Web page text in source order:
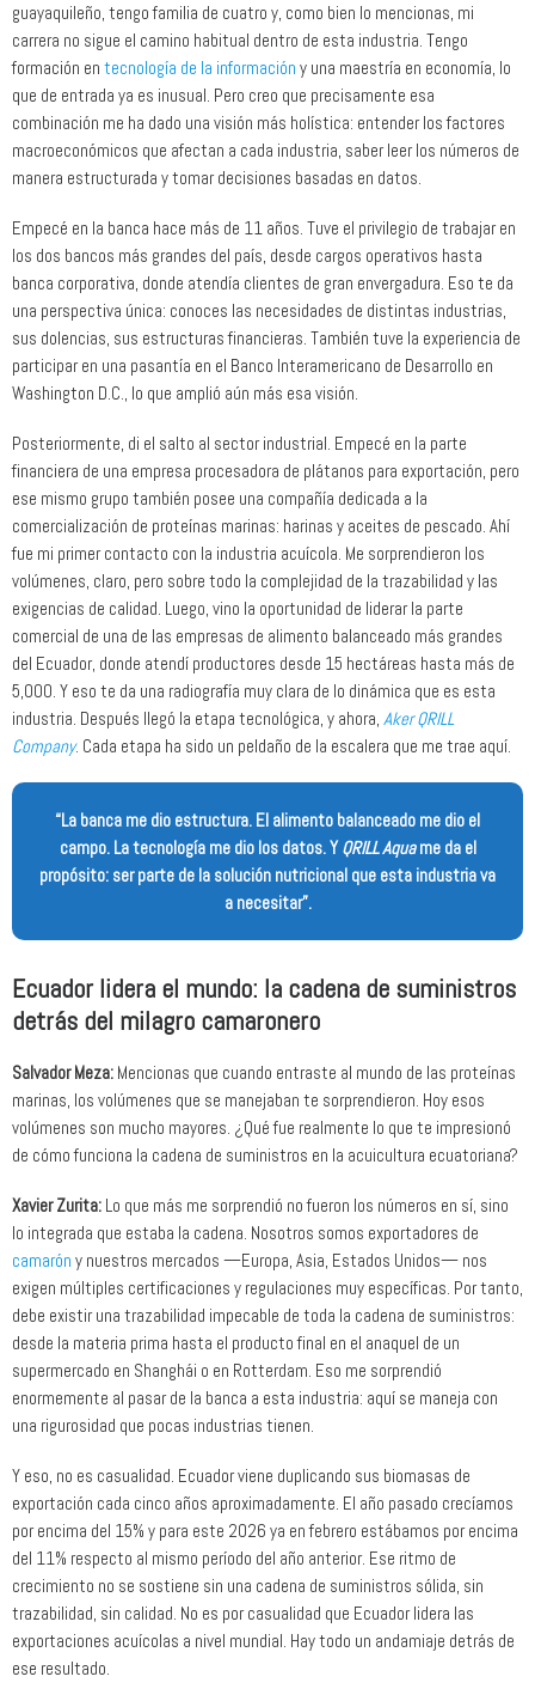
guayaquileño, tengo familia de cuatro y, como bien lo mencionas, mi
carrera no sigue el camino habitual dentro de esta industria. Tengo
formación en tecnología de la información y una maestría en economía, lo
que de entrada ya es inusual. Pero creo que precisamente esa
combinación me ha dado una visión más holística: entender los factores
macroeconómicos que afectan a cada industria, saber leer los números de
manera estructurada y tomar decisiones basadas en datos.
Empecé en la banca hace más de 11 años. Tuve el privilegio de trabajar en
los dos bancos más grandes del país, desde cargos operativos hasta
banca corporativa, donde atendía clientes de gran envergadura. Eso te da
una perspectiva única: conoces las necesidades de distintas industrias,
sus dolencias, sus estructuras financieras. También tuve la experiencia de
participar en una pasantía en el Banco Interamericano de Desarrollo en
Washington D.C., lo que amplió aún más esa visión.
Posteriormente, di el salto al sector industrial. Empecé en la parte
financiera de una empresa procesadora de plátanos para exportación, pero
ese mismo grupo también posee una compañía dedicada a la
comercialización de proteínas marinas: harinas y aceites de pescado. Ahí
fue mi primer contacto con la industria acuícola. Me sorprendieron los
volúmenes, claro, pero sobre todo la complejidad de la trazabilidad y las
exigencias de calidad. Luego, vino la oportunidad de liderar la parte
comercial de una de las empresas de alimento balanceado más grandes
del Ecuador, donde atendí productores desde 15 hectáreas hasta más de
5,000. Y eso te da una radiografía muy clara de lo dinámica que es esta
industria. Después llegó la etapa tecnológica, y ahora, Aker QRILL
Company. Cada etapa ha sido un peldaño de la escalera que me trae aquí.
“La banca me dio estructura. El alimento balanceado me dio el
campo. La tecnología me dio los datos. YQRILL Aquame da el
propósito: ser parte de la solución nutricional que esta industria va
a necesitar”.
Ecuador lidera el mundo: la cadena de suministros
detrás del milagro camaronero
Salvador Meza: Mencionas que cuando entraste al mundo de las proteínas
marinas, los volúmenes que se manejaban te sorprendieron. Hoy esos
volúmenes son mucho mayores. ¿Qué fue realmente lo que te impresionó
de cómo funciona la cadena de suministros en la acuicultura ecuatoriana?
Xavier Zurita: Lo que más me sorprendió no fueron los números en sí, sino
lo integrada que estaba la cadena. Nosotros somos exportadores de
camarón y nuestros mercados —Europa, Asia, Estados Unidos— nos
exigen múltiples certificaciones y regulaciones muy específicas. Por tanto,
debe existir una trazabilidad impecable de toda la cadena de suministros:
desde la materia prima hasta el producto final en el anaquel de un
supermercado en Shanghái o en Rotterdam. Eso me sorprendió
enormemente al pasar de la banca a esta industria: aquí se maneja con
una rigurosidad que pocas industrias tienen.
Y eso, no es casualidad. Ecuador viene duplicando sus biomasas de
exportación cada cinco años aproximadamente. El año pasado crecíamos
por encima del 15% y para este 2026 ya en febrero estábamos por encima
del 11% respecto al mismo período del año anterior. Ese ritmo de
crecimiento no se sostiene sin una cadena de suministros sólida, sin
trazabilidad, sin calidad. No es por casualidad que Ecuador lidera las
exportaciones acuícolas a nivel mundial. Hay todo un andamiaje detrás de
ese resultado.